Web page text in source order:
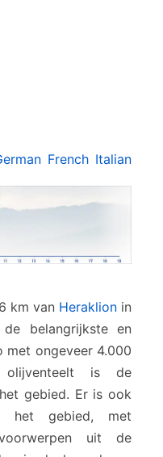
French Italian
km van Heraklion in
belangrijkste en
ongeveer 4.000
olijventeelt is de
gebied. Er is ook
het gebied, met
uit de